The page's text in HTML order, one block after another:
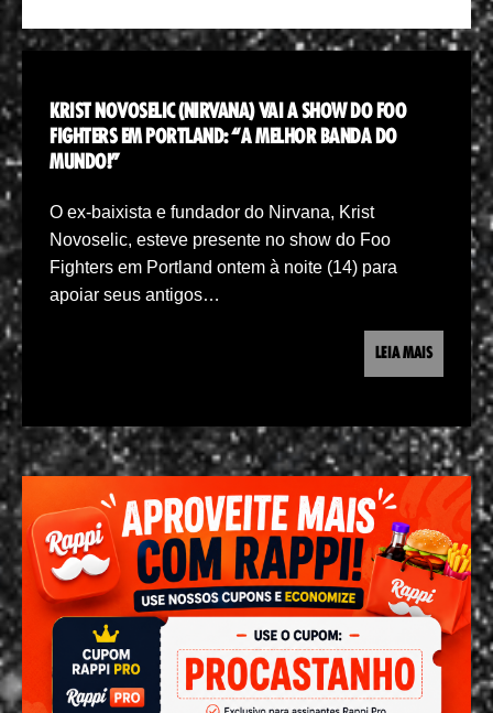
KRIST NOVOSELIC (NIRVANA) VAI A SHOW DO FOO
FIGHTERS EM PORTLAND: “A MELHOR BANDA DO
MUNDO!”
O ex-baixista e fundador do Nirvana, Krist
Novoselic, esteve presente no show do Foo
Fighters em Portland ontem à noite (14) para
apoiar seus antigos…
LEIA MAIS